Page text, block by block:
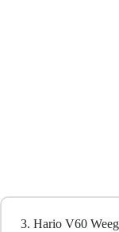
3. Hario V60